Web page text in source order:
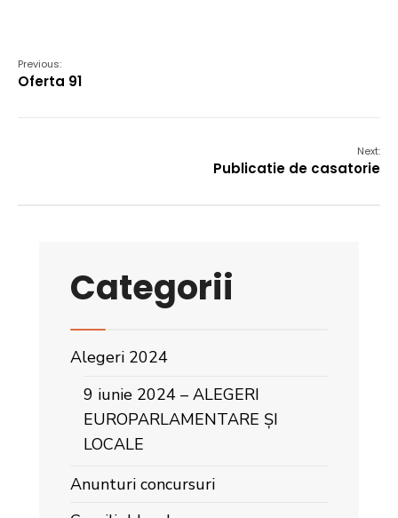
Previous:
Oferta 91
Next:
Publicatie de casatorie
Categorii
Alegeri 2024
9 iunie 2024 – ALEGERI
EUROPARLAMENTARE ȘI
LOCALE
Anunturi concursuri